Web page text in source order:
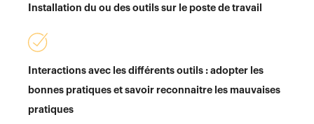
Installation du ou des outils sur le poste de travail
Interactions avec les différents outils : adopter les
bonnes pratiques et savoir reconnaitre les mauvaises
pratiques